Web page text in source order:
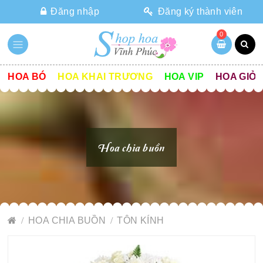
Đăng nhập Đăng ký thành viên
0
HOA BÓ HOA KHAI TRƯƠNG HOA VIP HOA GIỎ
Hoa chia buồn
HOA CHIA BUỒN TÔN KÍNH